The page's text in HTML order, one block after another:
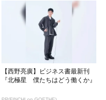
【西野亮廣】ビジネス書最新刊
『北極星 僕たちはどう働くか』